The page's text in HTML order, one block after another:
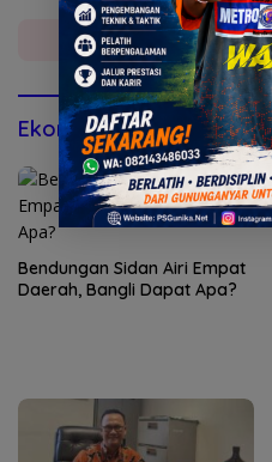
Ekonomi & Bisnis
Bendungan Sidan Airi Empat
Daerah, Bangli Dapat Apa?